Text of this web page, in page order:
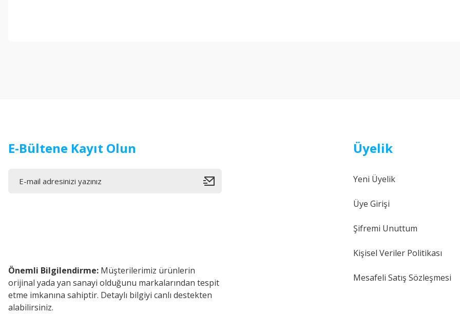
E-Bültene Kayıt Olun
Önemli Bilgilendirme: Müşterilerimiz ürünlerin
orijinal yada yan sanayi olduğunu markalarından tespit
etme imkanına sahiptir. Detaylı bilgiyi canlı destekten
alabilirsiniz.
Üyelik
Yeni Üyelik
Üye Girişi
Şifremi Unuttum
Kişisel Veriler Politikası
Mesafeli Satış Sözleşmesi